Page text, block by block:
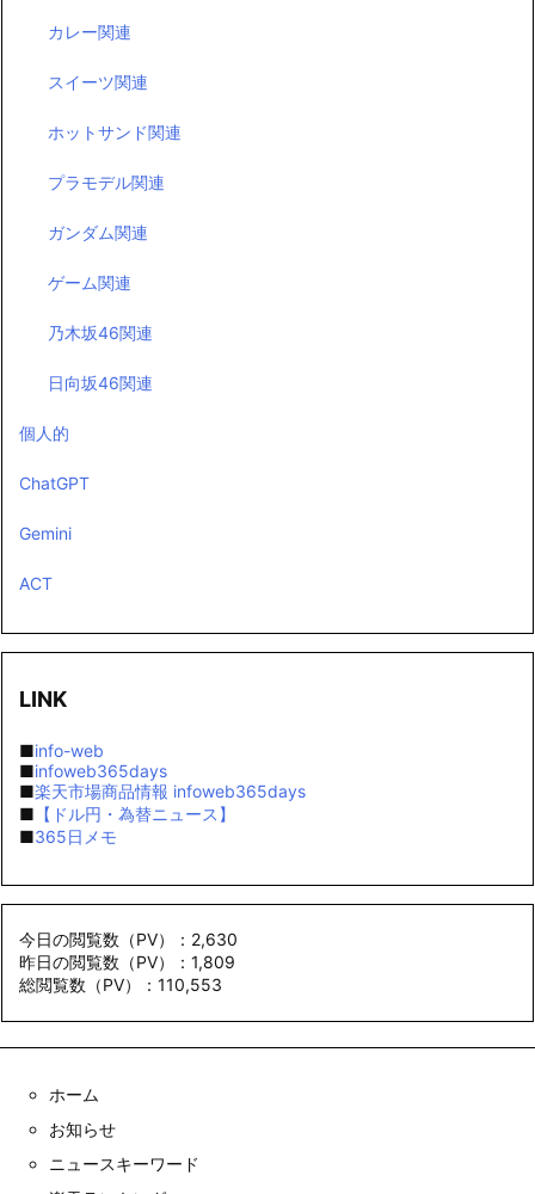
カレー関連
スイーツ関連
ホットサンド関連
プラモデル関連
ガンダム関連
ゲーム関連
乃木坂46関連
日向坂46関連
個人的
ChatGPT
Gemini
ACT
LINK
■info-web
■infoweb365days
■楽天市場商品情報 infoweb365days
■ 【ドル円・為替ニュース】
■365日メモ
今日の閲覧数（PV）：2,630
昨日の閲覧数（PV）：1,809
総閲覧数（PV）：110,553
ホーム
お知らせ
ニュースキーワード